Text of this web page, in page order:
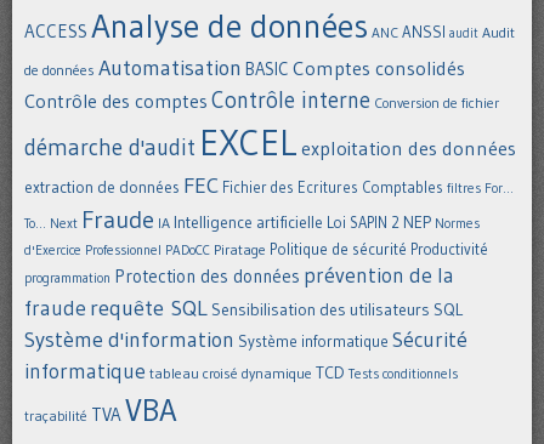
ACCESS Analyse de données ANC ANSSI audit Audit
de données Automatisation BASIC Comptes consolidés
Contrôle des comptes Contrôle interne Conversion de fichier
démarche d'audit EXCEL exploitation des données
extraction de données FEC Fichier des Ecritures Comptables filtres For...
To... Next Fraude IA Intelligence artificielle Loi SAPIN 2 NEP Normes
d'Exercice Professionnel PADoCC Piratage Politique de sécurité Productivité
programmation Protection des données prévention de la
fraude requête SQL Sensibilisation des utilisateurs SQL
Système d'information Système informatique Sécurité
informatique tableau croisé dynamique TCD Tests conditionnels
traçabilité TVAVBA